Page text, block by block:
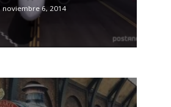
noviembre 6, 2014